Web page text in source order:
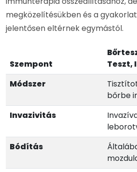
megközelítésükben és a
jelentősen eltérnek egymástól.
Szempont
Teszt,
Módszer
bőrbe
Invazivitás
Bódítás